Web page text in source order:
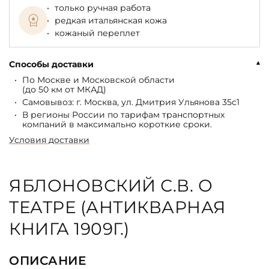
только ручная работа
редкая итальянская кожа
кожаный переплет
Способы доставки
По Москве и Московской области
(до 50 км от МКАД)
Самовывоз: г. Москва, ул. Дмитрия Ульянова 35с1
В регионы России по тарифам транспортных
компаний в максимально короткие сроки.
Условия доставки
ЯБЛОНОВСКИЙ С.В. О
ТЕАТРЕ (АНТИКВАРНАЯ
КНИГА 1909Г.)
ОПИСАНИЕ